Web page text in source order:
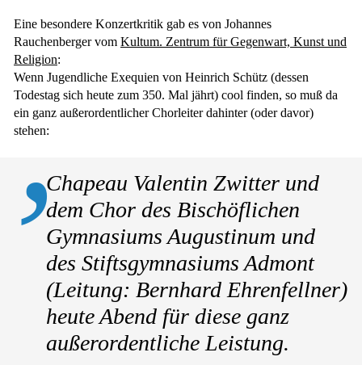
Eine besondere Konzertkritik gab es von Johannes
Rauchenberger vom Kultum. Zentrum für Gegenwart, Kunst und
Religion:
Wenn Jugendliche Exequien von Heinrich Schütz (dessen
Todestag sich heute zum 350. Mal jährt) cool finden, so muß da
ein ganz außerordentlicher Chorleiter dahinter (oder davor)
stehen:
Chapeau Valentin Zwitter und
dem Chor des Bischöflichen
Gymnasiums Augustinum und
des Stiftsgymnasiums Admont
(Leitung: Bernhard Ehrenfellner)
heute Abend für diese ganz
außerordentliche Leistung.